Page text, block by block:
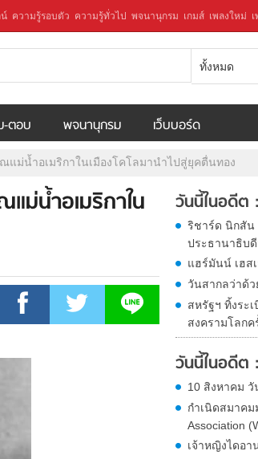
น์ ความรู้รอบตัว ความรู้ทั่วไป พจนานุกรม เกมส์ เพลงใหม่
ทั้งหมด
-ตอบ พจนานุกรม เว็บบอร์ด
แม่น้ำอเมริกาในเมืองโคโลมานำไปสู่ยุคตื่นทอง
ม่น้ำอเมริกาใน วันนี้ในอดีต
ริชาร์ด นิกสัน
ประธานาธิบดี
แฮร์มันน์ เฮส
วันสากลว่าด้
สหรัฐฯ ทิ้งระ
สงครามโลกค
วันนี้ในอดีต
10 สิงหาคม
กำเนิดสมาคม
Association
เจ้าหญิงไดอา